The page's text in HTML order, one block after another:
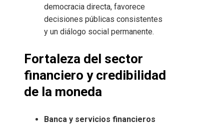
democracia directa, favorece
decisiones públicas consistentes
y un diálogo social permanente.
Fortaleza del sector
financiero y credibilidad
de la moneda
Banca y servicios financieros